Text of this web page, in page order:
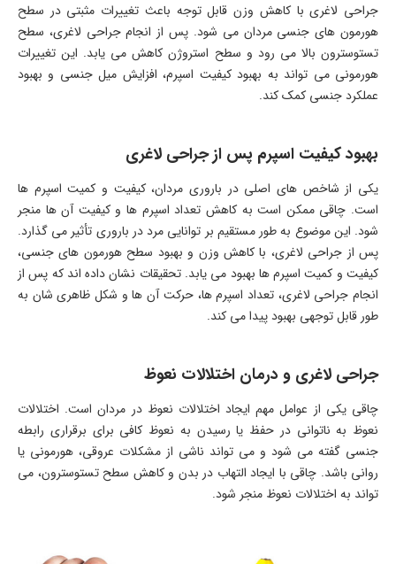
جراحی لاغری با کاهش وزن قابل توجه باعث تغییرات مثبتی در سطح
هورمون های جنسی مردان می شود. پس از انجام جراحی لاغری، سطح
تستوسترون بالا می رود و سطح استروژن کاهش می یابد. این تغییرات
هورمونی می تواند به بهبود کیفیت اسپرم، افزایش میل جنسی و بهبود
عملکرد جنسی کمک کند.
بهبود کیفیت اسپرم پس از جراحی لاغری
یکی از شاخص های اصلی در باروری مردان، کیفیت و کمیت اسپرم ها
است. چاقی ممکن است به کاهش تعداد اسپرم ها و کیفیت آن ها منجر
شود. این موضوع به طور مستقیم بر توانایی مرد در باروری تأثیر می گذارد.
پس از جراحی لاغری، با کاهش وزن و بهبود سطح هورمون های جنسی،
کیفیت و کمیت اسپرم ها بهبود می یابد. تحقیقات نشان داده اند که پس از
انجام جراحی لاغری، تعداد اسپرم ها، حرکت آن ها و شکل ظاهری شان به
طور قابل توجهی بهبود پیدا می کند.
جراحی لاغری و درمان اختلالات نعوظ
چاقی یکی از عوامل مهم ایجاد اختلالات نعوظ در مردان است. اختلالات
نعوظ به ناتوانی در حفظ یا رسیدن به نعوظ کافی برای برقراری رابطه
جنسی گفته می شود و می تواند ناشی از مشکلات عروقی، هورمونی یا
روانی باشد. چاقی با ایجاد التهاب در بدن و کاهش سطح تستوسترون، می
تواند به اختلالات نعوظ منجر شود.